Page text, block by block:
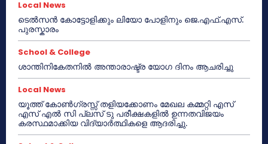
Local News
ടെൽസൻ കോട്ടോളിക്കും ലിയോ പോളിനും ജെ.എഫ്.എസ്.
പുരസ്കാരം
School & College
ശാന്തിനികേതനിൽ അന്താരാഷ്ട്ര യോഗ ദിനം ആചരിച്ചു
Local News
യൂത്ത് കോൺഗ്രസ്സ് തളിയക്കോണം മേഖല കമ്മറ്റി എസ്
എസ് എൽ സി പ്ലസ് ടു പരീക്ഷകളിൽ ഉന്നതവിജയം
കരസ്ഥമാക്കിയ വിദ്യാർത്ഥികളെ ആദരിച്ചു.